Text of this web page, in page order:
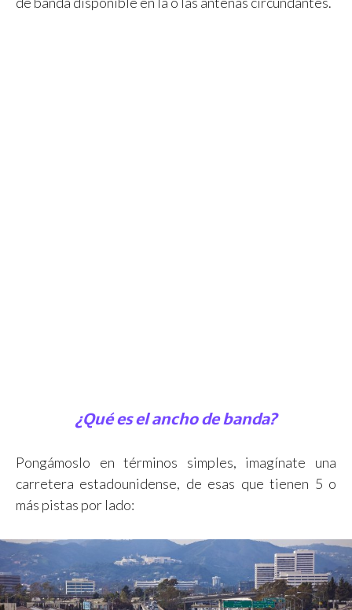
¿Qué es el ancho de banda?
Pongámoslo en términos simples, imagínate una
carretera estadounidense, de esas que tienen 5 o
más pistas por lado: